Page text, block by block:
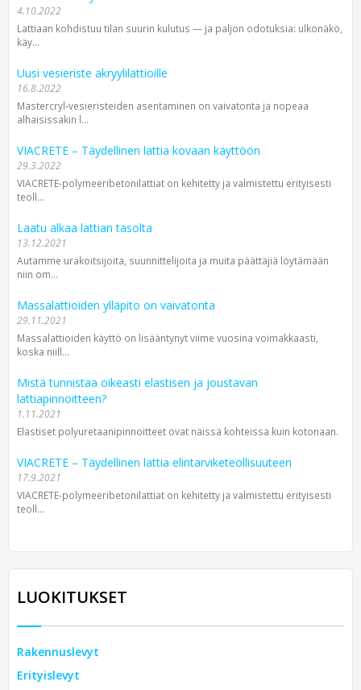
4.10.2022
Lattiaan kohdistuu tilan suurin kulutus — ja paljon odotuksia: ulkonäkö,
käy...
Uusi vesieriste akryylilattioille
16.8.2022
Mastercryl-vesieristeiden asentaminen on vaivatonta ja nopeaa
alhaisissakin l...
VIACRETE – Täydellinen lattia kovaan käyttöön
29.3.2022
VIACRETE-polymeeribetonilattiat on kehitetty ja valmistettu erityisesti
teoll...
Laatu alkaa lattian tasolta
13.12.2021
Autamme urakoitsijoita, suunnittelijoita ja muita päättäjiä löytämään
niin om...
Massalattioiden ylläpito on vaivatonta
29.11.2021
Massalattioiden käyttö on lisääntynyt viime vuosina voimakkaasti,
koska niill...
Mistä tunnistaa oikeasti elastisen ja joustavan
lattiapinnoitteen?
1.11.2021
Elastiset polyuretaanipinnoitteet ovat näissä kohteissa kuin kotonaan.
VIACRETE – Täydellinen lattia elintarviketeollisuuteen
17.9.2021
VIACRETE-polymeeribetonilattiat on kehitetty ja valmistettu erityisesti
teoll...
LUOKITUKSET
Rakennuslevyt
Erityislevyt